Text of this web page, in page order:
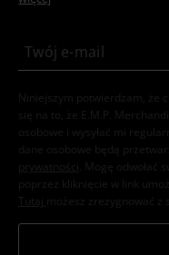
Niniejszym potwierdzam, że
się na to, że E.M.P.
osobowe i wysyłać mi
dane osobowe będą
prywatności . Mogę odwołać
poprzez kliknięcie w link
Tutaj możesz zrezygnować z